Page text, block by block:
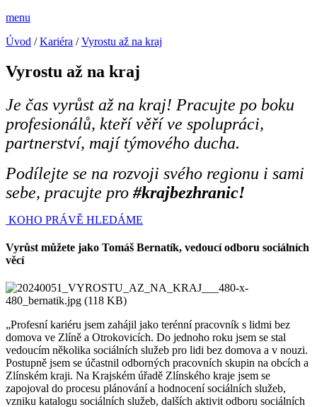
menu
Úvod /Kariéra /Vyrostu až na kraj
Vyrostu až na kraj
Je čas vyrůst až na kraj! Pracujte po boku
profesionálů, kteří věří ve spolupráci,
partnerství, mají týmového ducha.
Podílejte se na rozvoji svého regionu i sami
sebe, pracujte pro #krajbezhranic!
KOHO PRÁVĚ HLEDÁME
Vyrůst můžete jako Tomáš Bernatík, vedoucí odboru sociálních
věcí
„Profesní kariéru jsem zahájil jako terénní pracovník s lidmi bez
domova ve Zlíně a Otrokovicích. Do jednoho roku jsem se stal
vedoucím několika sociálních služeb pro lidi bez domova a v nouzi.
Postupně jsem se účastnil odborných pracovních skupin na obcích a
Zlínském kraji. Na Krajském úřadě Zlínského kraje jsem se
zapojoval do procesu plánování a hodnocení sociálních služeb,
vzniku katalogu sociálních služeb, dalších aktivit odboru sociálních